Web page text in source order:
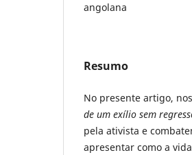
angolana
Resumo
No presente artigo,
de um exílio sem
pela ativista e
apresentar como a